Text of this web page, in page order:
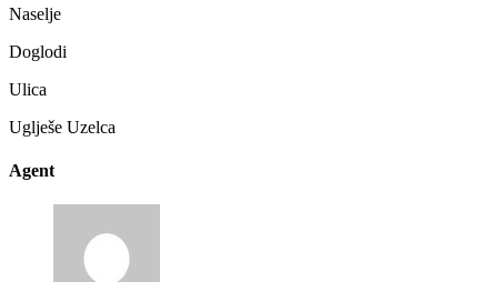
Naselje
Doglodi
Ulica
Uglješe Uzelca
Agent